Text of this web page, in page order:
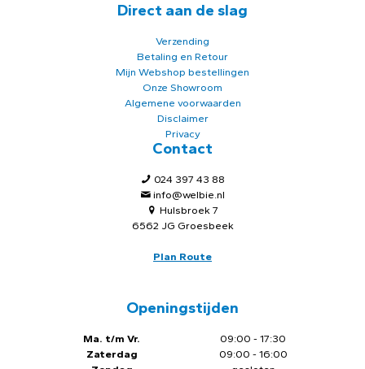
Direct aan de slag
Verzending
Betaling en Retour
Mijn Webshop bestellingen
Onze Showroom
Algemene voorwaarden
Disclaimer
Privacy
Contact
024 397 43 88
info@welbie.nl
Hulsbroek 7
6562 JG Groesbeek
Plan Route
Openingstijden
Ma. t/m Vr.
Zaterdag
09:00 - 17:30
09:00 - 16:00